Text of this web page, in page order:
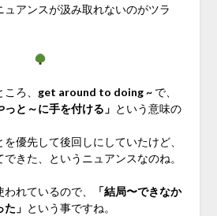
ュアンスが汲み取れないのがツラ
ろ、 get around to doing ~で、
っと～に手を付ける」 という意味の
優先して後回しにしていたけど、
きた、というニュアンスなのね。
れているので、
「結局〜できなか
」 という事ですね。